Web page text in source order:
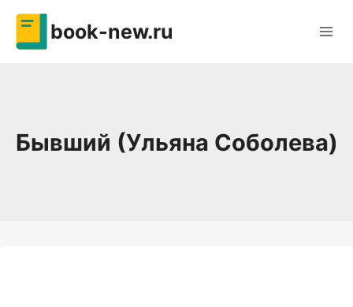
Перейти
содержимому
book-new.ru
Бывший (Ульяна Соболева)